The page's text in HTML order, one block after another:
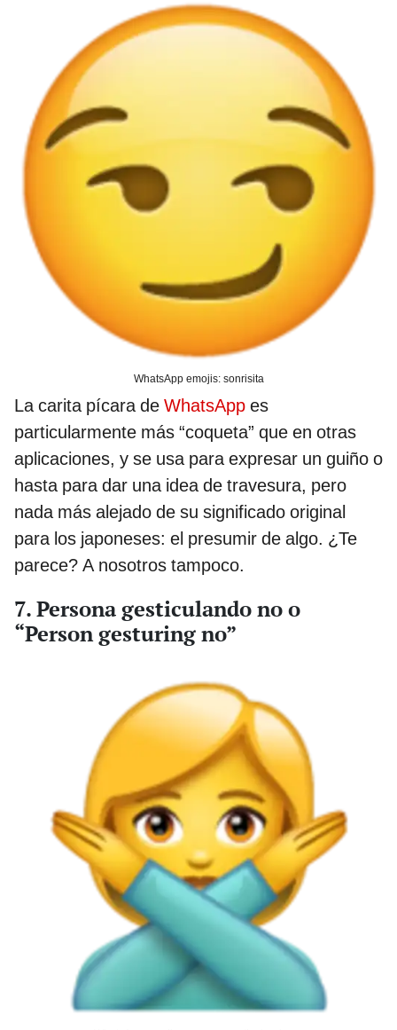
WhatsApp emojis: sonrisita
La carita pícara de WhatsApp es
particularmente más “coqueta” que en otras
aplicaciones, y se usa para expresar un guiño o
hasta para dar una idea de travesura, pero
nada más alejado de su significado original
para los japoneses: el presumir de algo. ¿Te
parece? A nosotros tampoco.
7. Persona gesticulando no o
“Person gesturing no”